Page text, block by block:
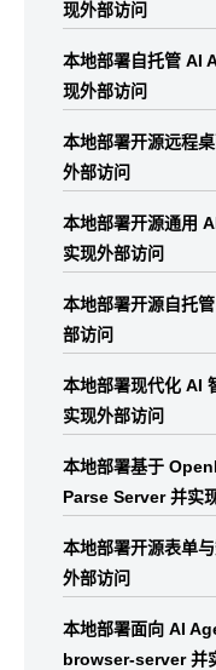
现外部访问
本地部署自托管 AI
现外部访问
本地部署开源远程
外部访问
本地部署开源通用
实现外部访问
本地部署开源自托
部访问
本地部署现代化 AI
实现外部访问
本地部署基于
Parse Server 并实
本地部署开源表单
外部访问
本地部署面向 AI
browser-server 并